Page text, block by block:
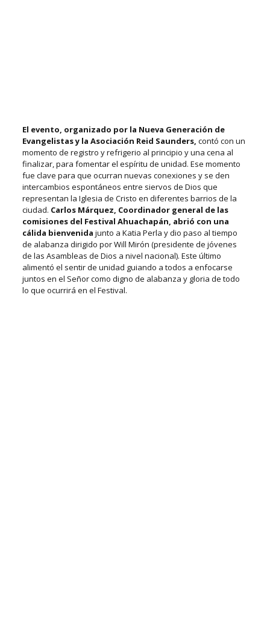
El evento, organizado por la Nueva Generación de
Evangelistas y la Asociación Reid Saunders, contó con un
momento de registro y refrigerio al principio y una cena al
finalizar, para fomentar el espíritu de unidad. Ese momento
fue clave para que ocurran nuevas conexiones y se den
intercambios espontáneos entre siervos de Dios que
representan la Iglesia de Cristo en diferentes barrios de la
ciudad. Carlos Márquez, Coordinador general de las
comisiones del Festival Ahuachapán, abrió con una
cálida bienvenida junto a Katia Perla y dio paso al tiempo
de alabanza dirigido por Will Mirón (presidente de jóvenes
de las Asambleas de Dios a nivel nacional). Este último
alimentó el sentir de unidad guiando a todos a enfocarse
juntos en el Señor como digno de alabanza y gloria de todo
lo que ocurrirá en el Festival.